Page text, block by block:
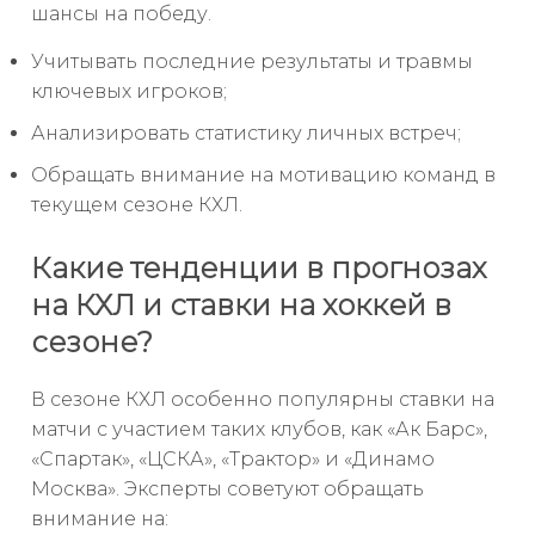
шансы на победу.
Учитывать последние результаты и травмы
ключевых игроков;
Анализировать статистику личных встреч;
Обращать внимание на мотивацию команд в
текущем сезоне КХЛ.
Какие тенденции в прогнозах
на КХЛ и ставки на хоккей в
сезоне?
В сезоне КХЛ особенно популярны ставки на
матчи с участием таких клубов, как «Ак Барс»,
«Спартак», «ЦСКА», «Трактор» и «Динамо
Москва». Эксперты советуют обращать
внимание на: